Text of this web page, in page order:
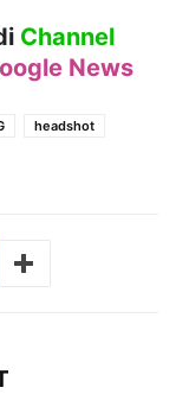
Channel
News
headshot